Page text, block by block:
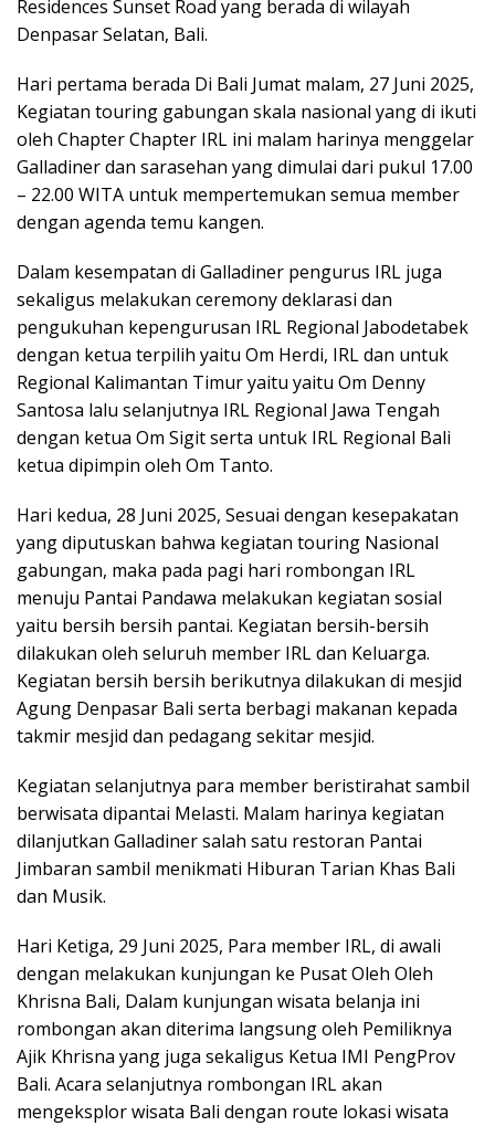
Residences Sunset Road yang berada di wilayah
Denpasar Selatan, Bali.
Hari pertama berada Di Bali Jumat malam, 27 Juni 2025,
Kegiatan touring gabungan skala nasional yang di ikuti
oleh Chapter Chapter IRL ini malam harinya menggelar
Galladiner dan sarasehan yang dimulai dari pukul 17.00
– 22.00 WITA untuk mempertemukan semua member
dengan agenda temu kangen.
Dalam kesempatan di Galladiner pengurus IRL juga
sekaligus melakukan ceremony deklarasi dan
pengukuhan kepengurusan IRL Regional Jabodetabek
dengan ketua terpilih yaitu Om Herdi, IRL dan untuk
Regional Kalimantan Timur yaitu yaitu Om Denny
Santosa lalu selanjutnya IRL Regional Jawa Tengah
dengan ketua Om Sigit serta untuk IRL Regional Bali
ketua dipimpin oleh Om Tanto.
Hari kedua, 28 Juni 2025, Sesuai dengan kesepakatan
yang diputuskan bahwa kegiatan touring Nasional
gabungan, maka pada pagi hari rombongan IRL
menuju Pantai Pandawa melakukan kegiatan sosial
yaitu bersih bersih pantai. Kegiatan bersih-bersih
dilakukan oleh seluruh member IRL dan Keluarga.
Kegiatan bersih bersih berikutnya dilakukan di mesjid
Agung Denpasar Bali serta berbagi makanan kepada
takmir mesjid dan pedagang sekitar mesjid.
Kegiatan selanjutnya para member beristirahat sambil
berwisata dipantai Melasti. Malam harinya kegiatan
dilanjutkan Galladiner salah satu restoran Pantai
Jimbaran sambil menikmati Hiburan Tarian Khas Bali
dan Musik.
Hari Ketiga, 29 Juni 2025, Para member IRL, di awali
dengan melakukan kunjungan ke Pusat Oleh Oleh
Khrisna Bali, Dalam kunjungan wisata belanja ini
rombongan akan diterima langsung oleh Pemiliknya
Ajik Khrisna yang juga sekaligus Ketua IMI PengProv
Bali. Acara selanjutnya rombongan IRL akan
mengeksplor wisata Bali dengan route lokasi wisata